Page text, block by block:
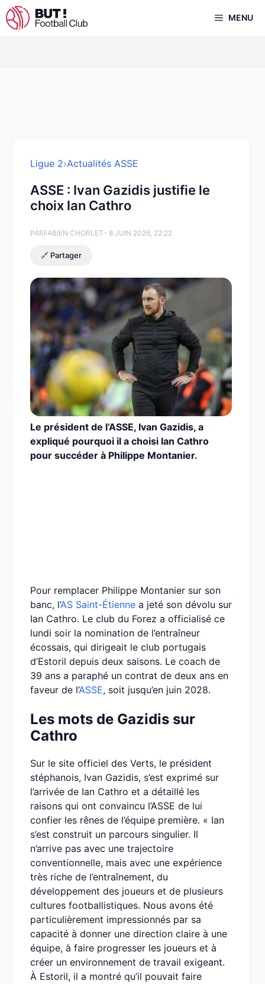
Aller
au
MENU
Ligue 2›Actualités ASSE
ASSE : Ivan Gazidis justifie le
choix Ian Cathro
PARFABIEN CHORLET- 8 JUIN 2026, 22:22
🔗 Partager
Le président de l’ASSE, Ivan Gazidis, a
expliqué pourquoi il a choisi Ian Cathro
pour succéder à Philippe Montanier.
Pour remplacer Philippe Montanier sur son
banc, l’AS Saint-Étienne a jeté son dévolu sur
Ian Cathro. Le club du Forez a officialisé ce
lundi soir la nomination de l’entraîneur
écossais, qui dirigeait le club portugais
d’Estoril depuis deux saisons. Le coach de
39 ans a paraphé un contrat de deux ans en
faveur de l’ASSE, soit jusqu’en juin 2028.
Les mots de Gazidis sur
Cathro
Sur le site officiel des Verts, le président
stéphanois, Ivan Gazidis, s’est exprimé sur
l’arrivée de Ian Cathro et a détaillé les
raisons qui ont convaincu l’ASSE de lui
confier les rênes de l’équipe première. « Ian
s’est construit un parcours singulier. Il
n’arrive pas avec une trajectoire
conventionnelle, mais avec une expérience
très riche de l’entraînement, du
développement des joueurs et de plusieurs
cultures footballistiques. Nous avons été
particulièrement impressionnés par sa
capacité à donner une direction claire à une
équipe, à faire progresser les joueurs et à
créer un environnement de travail exigeant.
À Estoril, il a montré qu’il pouvait faire